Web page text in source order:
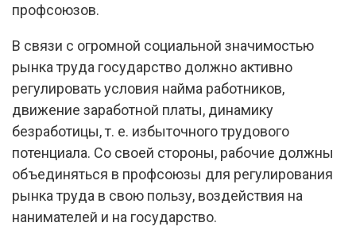
профсоюзов.
В связи с огромной социальной значимостью
рынка труда государство должно активно
регулировать условия найма работников,
движение заработной платы, динамику
безработицы, т. е. избыточного трудового
потенциала. Со своей стороны, рабочие должны
объединяться в профсоюзы для регулирования
рынка труда в свою пользу, воздействия на
нанимателей и на государство.